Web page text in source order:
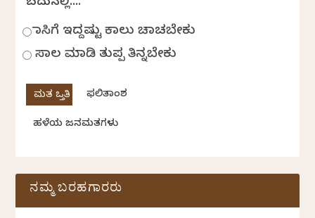
ಬದುಕಿನಲ್ಲಿ....
ಹಾಸಿಗೆ ಇದ್ದಷ್ಟು ಕಾಲು ಚಾಚಬೇಕು
ಸಾಲ ಮಾಡಿ ತುಪ್ಪ ತಿನ್ನಬೇಕು
ಫಲಿತಾಂಶ
ಹಳೆಯ ಜನಮತಗಳು
ನಮ್ಮ ಬರಹಗಾರರು